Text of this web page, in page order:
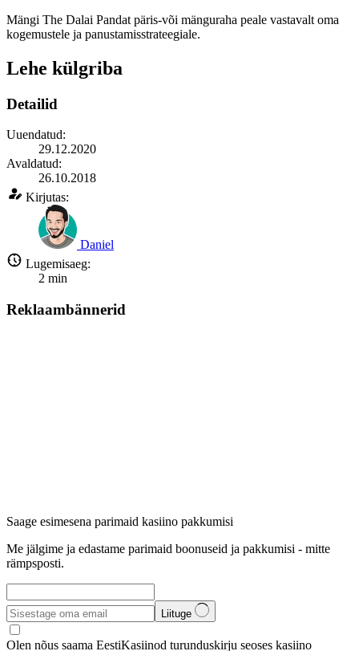
Mängi The Dalai Pandat päris-või mänguraha peale vastavalt oma
kogemustele ja panustamisstrateegiale.
Lehe külgriba
Detailid
Uuendatud:
29.12.2020
Avaldatud:
26.10.2018
Kirjutas:
Daniel
Lugemisaeg:
2 min
Reklaambännerid
Saage esimesena parimaid kasiino pakkumisi
Me jälgime ja edastame parimaid boonuseid ja pakkumisi - mitte
rämpsposti.
Liituge
Olen nõus saama EestiKasiinod turunduskirju seoses kasiino